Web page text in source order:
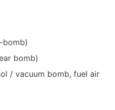
bomb)
bomb)
/ vacuum bomb, fuel air